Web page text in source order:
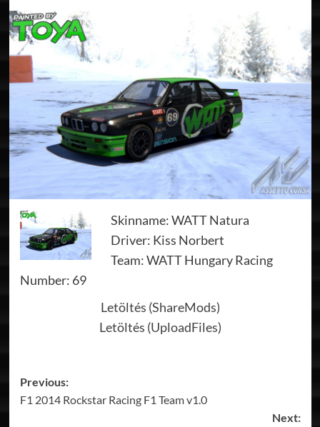
Skinname: WATT Natura
Driver: Kiss Norbert
Team: WATT Hungary Racing
Number: 69
Letöltés (ShareMods)
Letöltés (UploadFiles)
Post
navigation
Previous:
F1 2014 Rockstar Racing F1 Team v1.0
Next: